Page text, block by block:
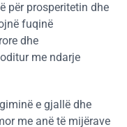
për prosperitetin dhe
fuqinë
dhe
me ndarje
e gjallë dhe
me anë të mijërave